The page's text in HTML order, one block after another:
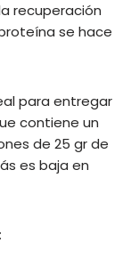
recuperación
se hace
para entregar
contiene un
de 25 gr de
es baja en